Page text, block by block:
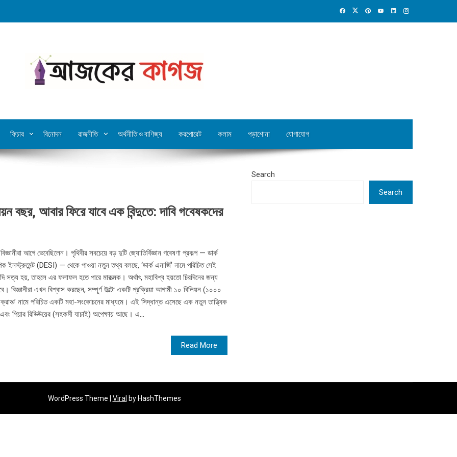
ফিচার বিনোদন রাজনীতি অর্থনীতি ও বাণিজ্য করপোরেট কলাম পড়াশোনা যোগাযোগ
বছর, আবার ফিরে যাবে এক বিন্দুতে: দাবি গবেষকদের
আগে ভেবেছিলেন। পৃথিবীর সবচেয়ে বড় দুটি জ্যোতির্বিজ্ঞান গবেষণা প্রকল্প — ডার্ক
ইনস্ট্রুমেন্ট (DESI) — থেকে পাওয়া নতুন তথ্য বলছে, ‘ডার্ক এনার্জি’ নামে পরিচিত সেই
সত্য হয়, তাহলে এর ফলাফল হতে পারে মারাত্মক। অর্থাৎ, মহাবিশ্ব হয়তো চিরদিনের জন্য
এখন বিশ্বাস করছেন, সম্পূর্ণ উল্টো একটি প্রক্রিয়া আগামী ১০ বিলিয়ন (১০০০
নামে পরিচিত একটি মহা-সংকোচনের মাধ্যমে। এই সিদ্ধান্ত এসেছে এক নতুন তাত্ত্বিক
পিয়ার রিভিউয়ের (সহকর্মী যাচাই) অপেক্ষায় আছে। এ...
Read More
Search
Search
WordPress Theme | Viral by HashThemes